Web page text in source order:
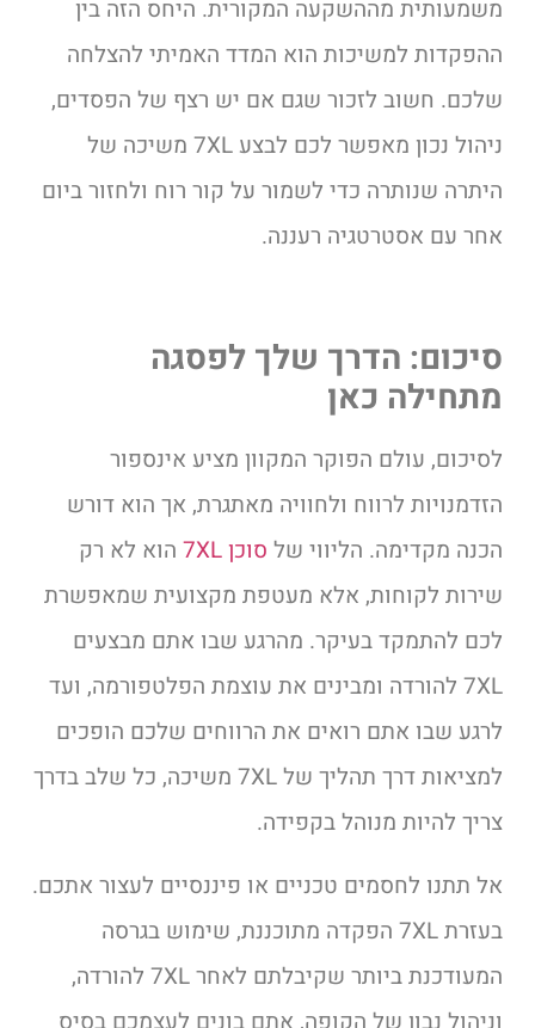
משמעותית מההשקעה המקורית. היחס הזה בין
ההפקדות למשיכות הוא המדד האמיתי להצלחה
שלכם. חשוב לזכור שגם אם יש רצף של הפסדים,
ניהול נכון מאפשר לכם לבצע 7XL משיכה של
היתרה שנותרה כדי לשמור על קור רוח ולחזור ביום
אחר עם אסטרטגיה רעננה.
סיכום: הדרך שלך לפסגה
מתחילה כאן
לסיכום, עולם הפוקר המקוון מציע אינספור
הזדמנויות לרווח ולחוויה מאתגרת, אך הוא דורש
הכנה מקדימה. הליווי של סוכן 7XL
הוא לא רק
שירות לקוחות, אלא מעטפת מקצועית שמאפשרת
לכם להתמקד בעיקר. מהרגע שבו אתם מבצעים
7XL להורדה ומבינים את עוצמת הפלטפורמה, ועד
לרגע שבו אתם רואים את הרווחים שלכם הופכים
למציאות דרך תהליך של 7XL משיכה, כל שלב בדרך
צריך להיות מנוהל בקפידה.
אל תתנו לחסמים טכניים או פיננסיים לעצור אתכם.
בעזרת 7XL הפקדה מתוכננת, שימוש בגרסה
המעודכנת ביותר שקיבלתם לאחר 7XL להורדה,